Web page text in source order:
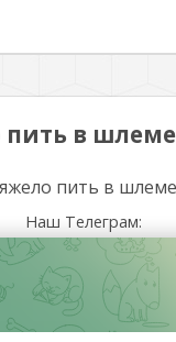
пить в шлеме
Наш Телеграм: